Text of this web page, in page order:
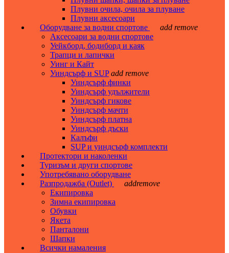
Плувни очила, очила за плуване
Плувни аксесоари
Оборудване за водни спортове
add remove
Аксесоари за водни спортове
Уейкборд, бодиборд и каяк
Трапци и лапички
Уинг и Кайт
Уиндсърф и SUP add remove
Уиндсърф финки
Уиндсърф удължители
Уиндсърф гикове
Уиндсърф мачти
Уиндсърф платна
Уиндсърф дъски
Калъфи
SUP и уиндсърф комплекти
Протектори и наколенки
Туризъм и други спортове
Употребявано оборудване
Разпродажба (Outlet)
addremove
Екипировка
Зимна екипировка
Обувки
Якета
Панталони
Шапки
Всички намаления